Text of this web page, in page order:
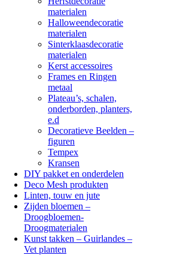
materialen
Halloweendecoratie
materialen
Sinterklaasdecoratie
materialen
Kerst accessoires
Frames en Ringen
metaal
Plateau’s, schalen,
onderborden, planters,
e.d
Decoratieve Beelden –
figuren
Tempex
Kransen
DIY pakket en onderdelen
Deco Mesh produkten
Linten, touw en jute
Zijden bloemen –
Droogbloemen-
Droogmaterialen
Kunst takken – Guirlandes –
Vet planten